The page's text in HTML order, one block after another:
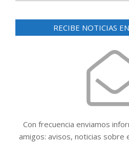
RECIBE NOTICIAS
Con frecuencia enviamos
amigos: avisos, noticias sobre